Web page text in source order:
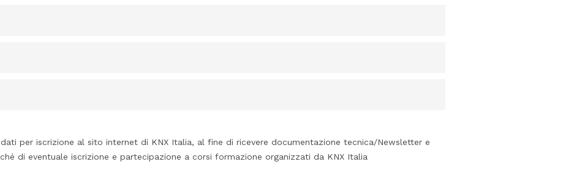
per iscrizione al sito internet di KNX Italia, al fine di ricevere documentazione tecnica/Newsletter e
di eventuale iscrizione e partecipazione a corsi formazione organizzati da KNX Italia